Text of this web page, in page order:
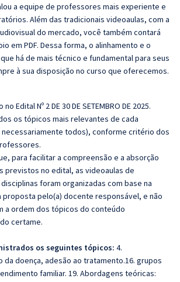
a equipe de professores mais experiente e
Além das tradicionais videoaulas, com a
do mercado, você também contará
em PDF. Dessa forma, o alinhamento e o
há de mais técnico e fundamental para seus
à sua disposição no curso que oferecemos.
Edital Nº 2 DE 30 DE SETEMBRO DE 2025.
os tópicos mais relevantes de cada
necessariamente todos), conforme critério dos
para facilitar a compreensão e a absorção
previstos no edital, as videoaulas de
foram organizadas com base na
proposta pelo(a) docente responsável, e não
a ordem dos tópicos do conteúdo
certame.
os seguintes tópicos: 4.
da doença, adesão ao tratamento.16. grupos
familiar. 19. Abordagens teóricas: